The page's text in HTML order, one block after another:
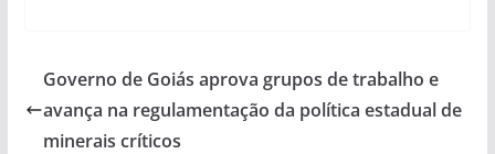
Governo de Goiás aprova grupos de trabalho e
avança na regulamentação da política estadual de
minerais críticos